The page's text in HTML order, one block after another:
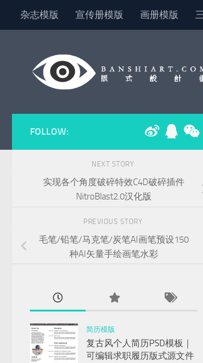
Skip to content
杂志模版 宣传册模版 画册模版
FOLLOW:
NEXT STORY
实现各个角度破碎特效C4D破碎插件
NitroBlast2.0汉化版
PREVIOUS STORY
毛笔/铅笔/马克笔/炭笔AI画笔预设150
种AI矢量手绘画笔水彩
简历模版
复古风个人简历PSD模板｜
可编辑求职履历版式源文件